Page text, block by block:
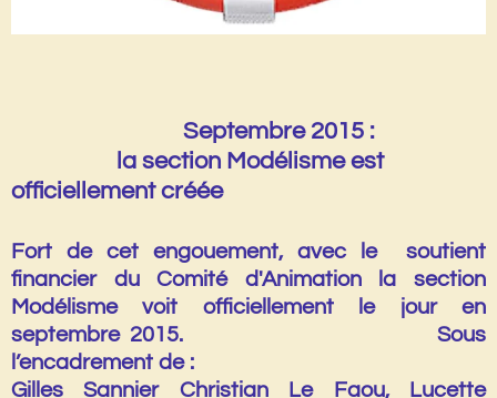
Septembre 2015 :
la section Modélisme est
officiellement créée
Fort de cet engouement, avec le soutient
financier du Comité d'Animation la section
Modélisme voit officiellement le jour en
septembre 2015. Sous
l’encadrement de :
Gilles Sannier
Christian Le Faou, Lucette